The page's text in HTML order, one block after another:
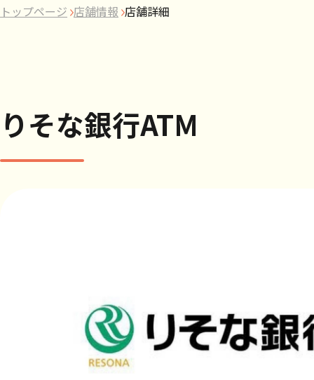
トップページ 店舗情報 店舗詳細
りそな銀行ATM